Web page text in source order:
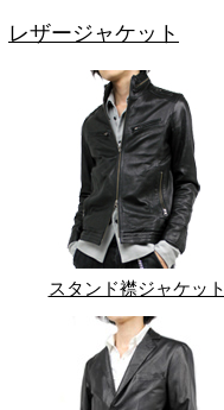
レザージャケット
スタンド襟ジャケット